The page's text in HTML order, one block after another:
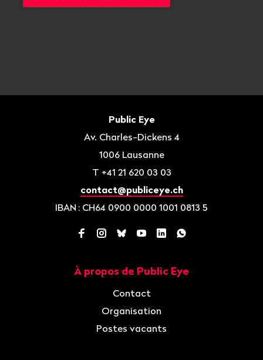
Public Eye
Av. Charles-Dickens 4
1006 Lausanne
T +41 21 620 03 03
contact@publiceye.ch
IBAN : CH64 0900 0000 1001 0813 5
Facebook
Instagram
BlueskyYouTube
LinkedInWhatsApp
À propos de Public Eye
Contact
Organisation
Postes vacants